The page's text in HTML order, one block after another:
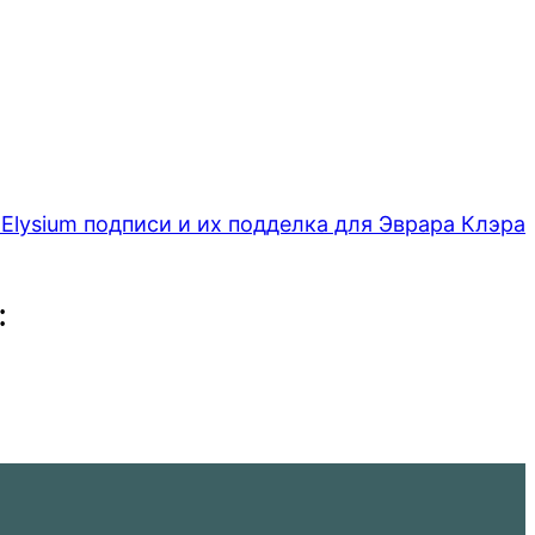
подписи и их подделка для Эврара Клэра